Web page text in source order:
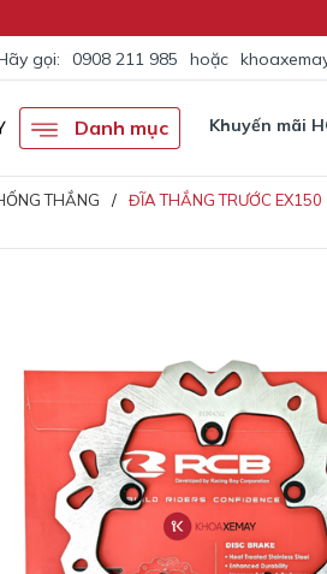
gọi: 0908 211 985 hoặc
Danh mục Khuyến mãi
THẮNG ĐĨA THẮNG TRƯỚC